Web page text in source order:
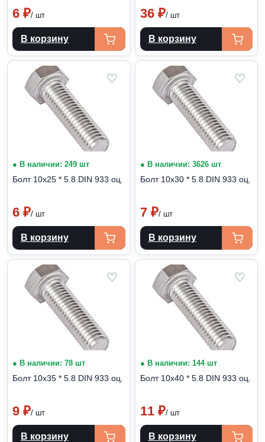
6 ₽/ шт
В корзину
36 ₽/ шт
В корзину
♡
● В наличии: 249 шт
Болт 10х25 * 5.8 DIN 933 оц.
6 ₽/ шт
В корзину
♡
● В наличии: 3626 шт
Болт 10х30 * 5.8 DIN 933 оц.
7 ₽/ шт
В корзину
♡
● В наличии: 78 шт
Болт 10х35 * 5.8 DIN 933 оц.
9 ₽/ шт
В корзину
♡
● В наличии: 144 шт
Болт 10х40 * 5.8 DIN 933 оц.
11 ₽/ шт
В корзину